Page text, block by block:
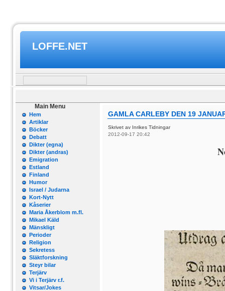
LOFFE.NET
Main Menu
Hem
Artiklar
Böcker
Debatt
Dikter (egna)
Dikter (andras)
Emigration
Estland
Finland
Humor
Israel / Judarna
Kort-Nytt
Kåserier
Maria Åkerblom m.fl.
Mikael Käld
Mänskligt
Perioder
Religion
Sekretess
Släktforskning
Steyr bilar
Terjärv
Vi i Terjärv r.f.
Vitsar/Jokes
GAMLA CARLEBY DEN 19
Skrivet av Inrikes Tidningar
2012-09-17 20:42